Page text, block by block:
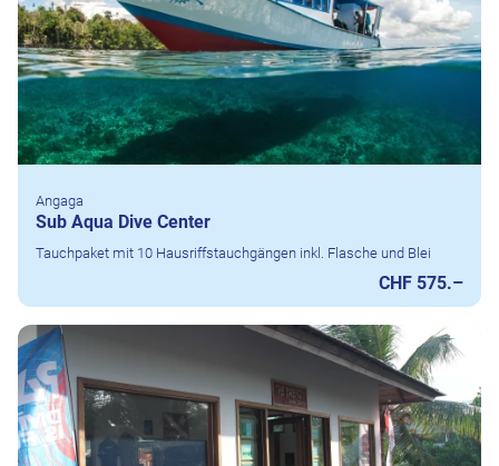
Angaga
Sub Aqua Dive Center
Tauchpaket mit 10 Hausriffstauchgängen inkl. Flasche und Blei
CHF 575.–